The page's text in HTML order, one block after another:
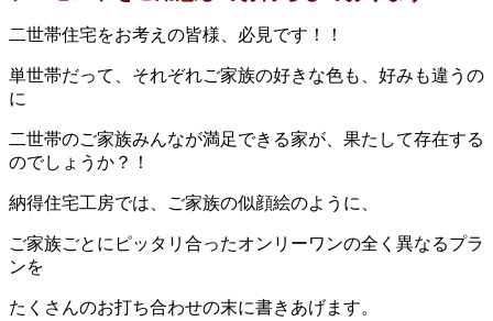
二世帯住宅をお考えの皆様、必見です！！
単世帯だって、それぞれご家族の好きな色も、好みも違うの
に
二世帯のご家族みんなが満足できる家が、果たして存在する
のでしょうか？！
納得住宅工房では、ご家族の似顔絵のように、
ご家族ごとにピッタリ合ったオンリーワンの全く異なるプラ
ンを
たくさんのお打ち合わせの末に書きあげます。